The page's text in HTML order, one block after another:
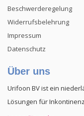
Beschwerderegelung
Widerrufsbelehrung
Impressum
Datenschutz
Über uns
Urifoon BV ist ein
Lösungen für